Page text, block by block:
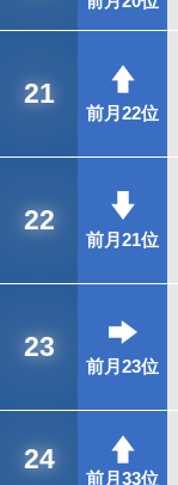
21
前月22位
22
前月21位
23
前月23位
24
前月33位